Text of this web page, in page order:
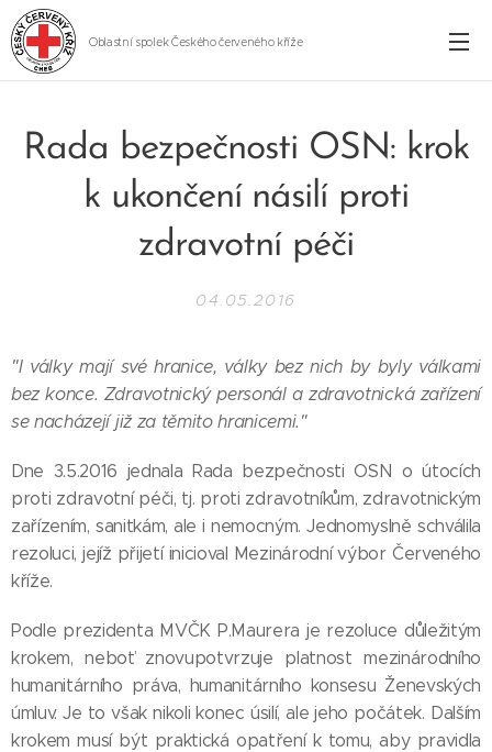
Oblastní spolek Českého červeného kříže
Rada bezpečnosti OSN: krok
k ukončení násilí proti
zdravotní péči
04.05.2016
"I války mají své hranice, války bez nich by byly válkami
bez konce. Zdravotnický personál a zdravotnická zařízení
se nacházejí již za těmito hranicemi."
Dne 3.5.2016 jednala Rada bezpečnosti OSN o útocích
proti zdravotní péči, tj. proti zdravotníkům, zdravotnickým
zařízením, sanitkám, ale i nemocným. Jednomyslně schválila
rezoluci, jejíž přijetí inicioval Mezinárodní výbor Červeného
kříže.
Podle prezidenta MVČK P.Maurera je rezoluce důležitým
krokem, neboť znovupotvrzuje platnost mezinárodního
humanitárního práva, humanitárního konsesu Ženevských
úmluv. Je to však nikoli konec úsilí, ale jeho počátek. Dalším
krokem musí být praktická opatření k tomu, aby pravidla